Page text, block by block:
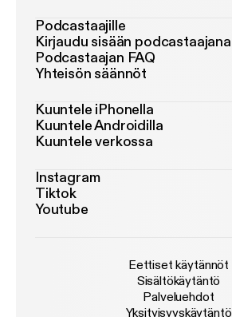
Podcastaajille
Kirjaudu sisään podcastaajana
Podcastaajan FAQ
Yhteisön säännöt
Kuuntele iPhonella
Kuuntele Androidilla
Kuuntele verkossa
Instagram
Tiktok
Youtube
Eettiset käytännöt
Sisältökäytäntö
Palveluehdot
Yksityisyyskäytäntö